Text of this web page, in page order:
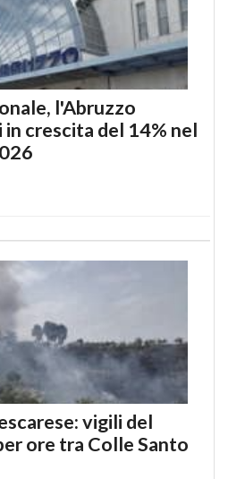
l'Abruzzo
crescita del 14% nel
vigili del
ore tra Colle Santo